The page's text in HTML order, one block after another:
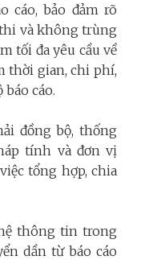
cáo, bảo đảm rõ
và không trùng
tối đa yêu cầu về
thời gian, chi phí,
cáo.
đồng bộ, thống
tính và đơn vị
tổng hợp, chia
thông tin trong
dần từ báo cáo